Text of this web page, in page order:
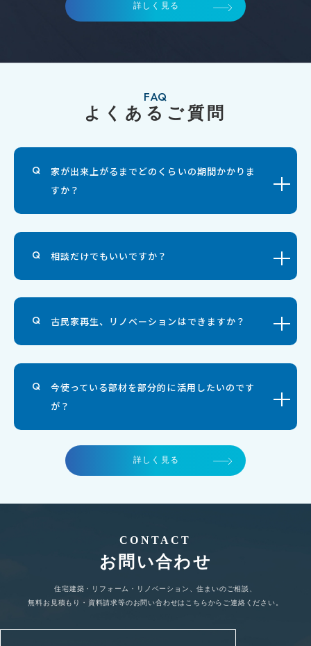
詳しく見る
FAQ
よくあるご質問
家が出来上がるまでどのくらいの期間かかりま
すか？
相談だけでもいいですか？
古民家再生、リノベーションはできますか？
今使っている部材を部分的に活用したいのです
が？
詳しく見る
CONTACT
お問い合わせ
住宅建築・リフォーム・リノベーション、住まいのご相談、
無料お見積もり・資料請求等のお問い合わせはこちらからご連絡ください。